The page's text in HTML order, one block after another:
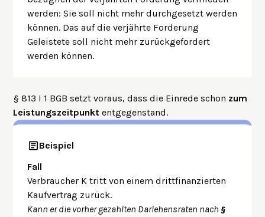
werden: Sie soll nicht mehr durchgesetzt werden
können. Das auf die verjährte Forderung
Geleistete soll nicht mehr zurückgefordert
werden können.
§ 813 I 1 BGB setzt voraus, dass die Einrede schon zum
Leistungszeitpunkt entgegenstand.
Beispiel
Fall
Verbraucher K tritt von einem drittfinanzierten
Kaufvertrag zurück.
Kann er die vorher gezahlten Darlehensraten nach§